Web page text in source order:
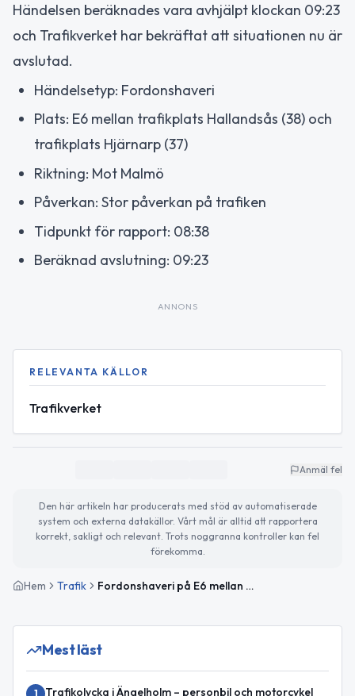
Händelsen beräknades vara avhjälpt klockan 09:23
och Trafikverket har bekräftat att situationen nu är
avslutad.
Händelsetyp: Fordonshaveri
Plats: E6 mellan trafikplats Hallandsås (38) och
trafikplats Hjärnarp (37)
Riktning: Mot Malmö
Påverkan: Stor påverkan på trafiken
Tidpunkt för rapport: 08:38
Beräknad avslutning: 09:23
ANNONS
RELEVANTA KÄLLOR
Trafikverket
Anmäl fel
Den här artikeln har producerats med stöd av automatiserade
system och externa datakällor. Vårt mål är alltid att rapportera
korrekt, sakligt och relevant. Trots noggranna kontroller kan fel
förekomma.
Hem Trafik Fordonshaveri på E6 mellan Hallandsås och Hjärnarp avslutat
Mest läst
1 Trafikolycka i Ängelholm – personbil och motorcykel